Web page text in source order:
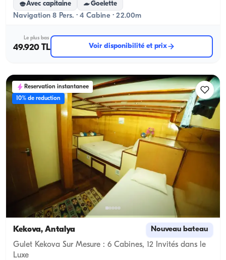
Avec capitaine Goelette
Navigation 8 Pers. · 4 Cabine · 22.00m
Le plus bas
49.920 TL Voir disponibilité et prix
Reservation instantanee
10% de reduction
Kekova, Antalya Nouveau bateau
Gulet Kekova Sur Mesure : 6 Cabines, 12 Invités dans le
Luxe